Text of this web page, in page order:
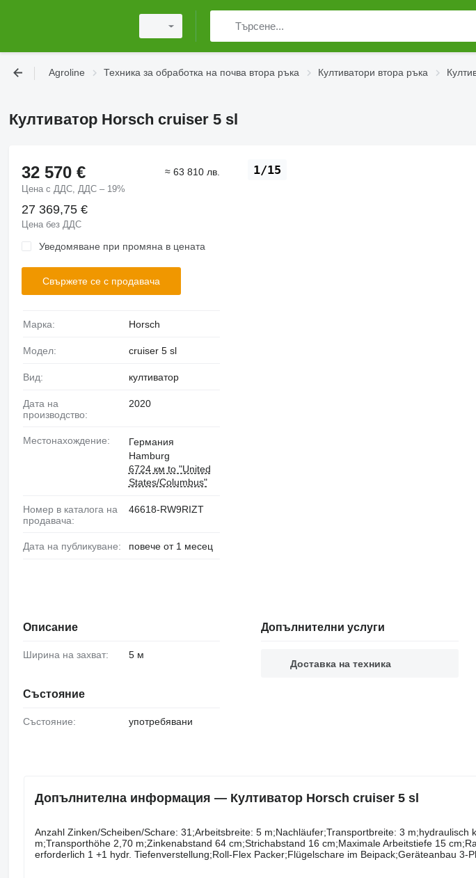
Agroline Техника за обработка на почва втора ръка Култиватори втора ръка
Култиватор Horsch cruiser 5 sl
1/15
32 570 €
Цена с ДДС, ДДС – 19%
≈ 63 810 лв.
27 369,75 €
Цена без ДДС
Уведомяване при промяна в цената
Свържете се с продавача
Марка: Horsch
Модел: cruiser 5 sl
Вид: култиватор
Дата на
производство:
2020
Местонахождение:
Германия
Hamburg
6724 км to "United
States/Columbus"
Номер в каталога на
продавача:
46618-RW9RIZT
Дата на публикуване: повече от 1 месец
Описание
Ширина на захват: 5 м
Състояние
Състояние: употребявани
Допълнителни услуги
Доставка на техника
Допълнителна информация — Култиватор Horsch cruiser 5 sl
Anzahl ​​​​​​​​​‌‌​​​​‌​​​​​​​​​‌‌‌​‌​‌​​​​​​​​​‌‌‌​‌​​​​​​​​​​​‌‌​‌‌‌‌​​​​​​​​​‌‌​‌‌​​​​​​​​​​​‌‌​‌​​‌​​​​​​​​​‌‌​‌‌‌​​​​​​​​​​‌‌​​‌​‌Zinken/Scheiben/Schare: 31;Arbeitsbreite: 5 m;Nachläufer;Transportbreite: 3 m;hydraulisch
m;Transporthöhe 2,70 m;Zinkenabstand 64 cm;Strichabstand 16 cm;Maximale Arbeitstiefe 15
erforderlich 1 +1 hydr. Tiefenverstellung;Roll-Flex Packer;Flügelschare im Beipack;Geräteanbau 3-